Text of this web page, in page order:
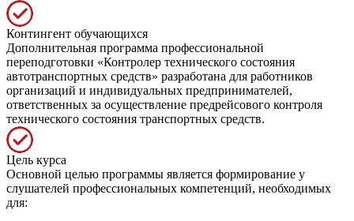
Контингент обучающихся
Дополнительная программа профессиональной
переподготовки «Контролер технического состояния
автотранспортных средств» разработана для работников
организаций и индивидуальных предпринимателей,
ответственных за осуществление предрейсового контроля
технического состояния транспортных средств.
Цель курса
Основной целью программы является формирование у
слушателей профессиональных компетенций, необходимых
для: